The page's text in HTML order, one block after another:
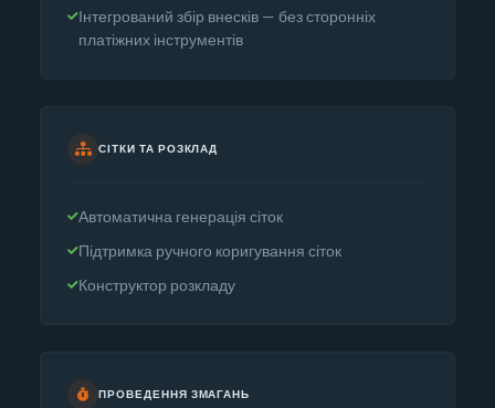
Інтегрований збір внесків — без сторонніх
платіжних інструментів
СІТКИ ТА РОЗКЛАД
Автоматична генерація сіток
Підтримка ручного коригування сіток
Конструктор розкладу
ПРОВЕДЕННЯ ЗМАГАНЬ